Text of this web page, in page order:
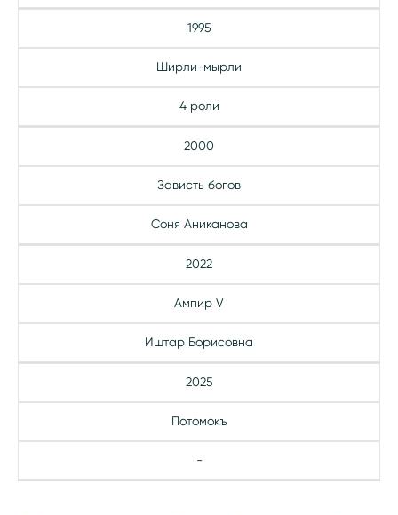
1995
Ширли-мырли
4 роли
2000
Зависть богов
Соня Аниканова
2022
Ампир V
Иштар Борисовна
2025
Потомокъ
-